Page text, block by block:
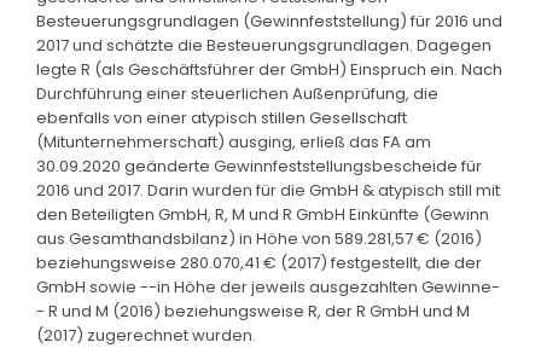
Besteuerungsgrundlagen (Gewinnfeststellung) für 2016 und
2017 und schätzte die Besteuerungsgrundlagen. Dagegen
legte R (als Geschäftsführer der GmbH) Einspruch ein. Nach
Durchführung einer steuerlichen Außenprüfung, die
ebenfalls von einer atypisch stillen Gesellschaft
(Mitunternehmerschaft) ausging, erließ das FA am
30.09.2020 geänderte Gewinnfeststellungsbescheide für
2016 und 2017. Darin wurden für die GmbH & atypisch still mit
den Beteiligten GmbH, R, M und R GmbH Einkünfte (Gewinn
aus Gesamthandsbilanz) in Höhe von 589.281,57 € (2016)
beziehungsweise 280.070,41 € (2017) festgestellt, die der
GmbH sowie --in Höhe der jeweils ausgezahlten Gewinne-
- R und M (2016) beziehungsweise R, der R GmbH und M
(2017) zugerechnet wurden.